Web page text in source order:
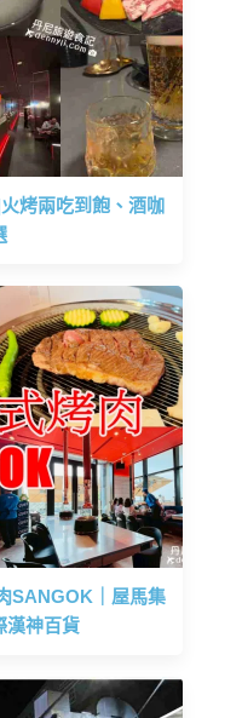
烤兩吃到飽、酒咖
SANGOK｜屋馬集
漢神百貨